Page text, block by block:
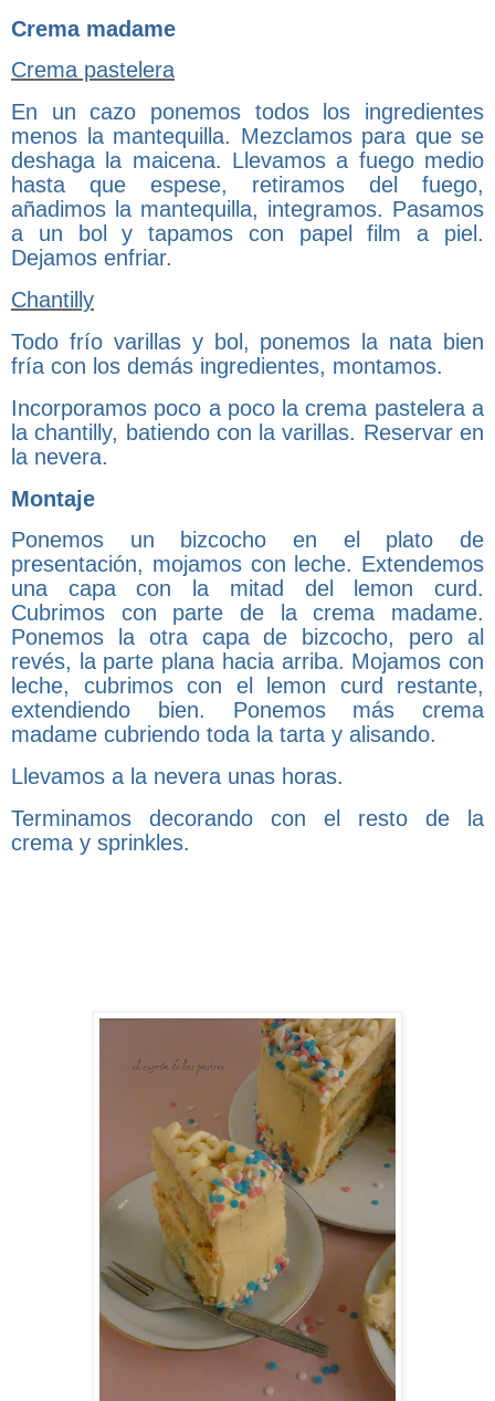
Crema madame
Crema pastelera
En un cazo ponemos todos los ingredientes
menos la mantequilla. Mezclamos para que se
deshaga la maicena. Llevamos a fuego medio
hasta que espese, retiramos del fuego,
añadimos la mantequilla, integramos. Pasamos
a un bol y tapamos con papel film a piel.
Dejamos enfriar.
Chantilly
Todo frío varillas y bol, ponemos la nata bien
fría con los demás ingredientes, montamos.
Incorporamos poco a poco la crema pastelera a
la chantilly, batiendo con la varillas. Reservar en
la nevera.
Montaje
Ponemos un bizcocho en el plato de
presentación, mojamos con leche. Extendemos
una capa con la mitad del lemon curd.
Cubrimos con parte de la crema madame.
Ponemos la otra capa de bizcocho, pero al
revés, la parte plana hacia arriba. Mojamos con
leche, cubrimos con el lemon curd restante,
extendiendo bien. Ponemos más crema
madame cubriendo toda la tarta y alisando.
Llevamos a la nevera unas horas.
Terminamos decorando con el resto de la
crema y sprinkles.